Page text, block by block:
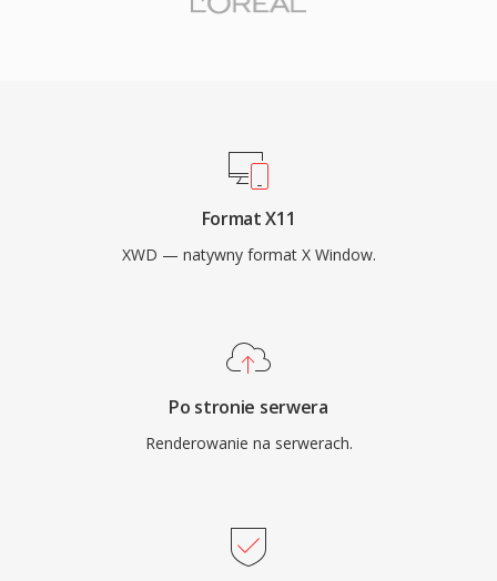
Format X11
XWD — natywny format X Window.
Po stronie serwera
Renderowanie na serwerach.